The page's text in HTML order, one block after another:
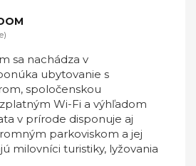
sa nachádza v
ubytovanie s
spoločenskou
Wi-Fi a výhľadom
v prírode disponuje aj
parkoviskom a jej
milovníci turistiky, lyžovania